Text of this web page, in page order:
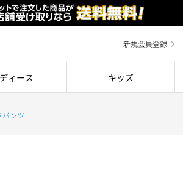
新規会員登録
ィース キッズ
パンツ